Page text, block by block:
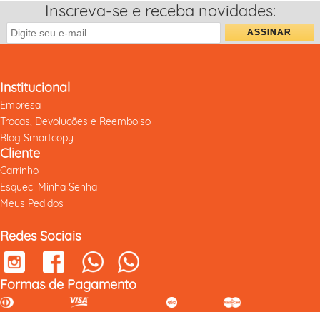
Inscreva-se e receba novidades:
Institucional
Empresa
Trocas, Devoluções e Reembolso
Blog Smartcopy
Cliente
Carrinho
Esqueci Minha Senha
Meus Pedidos
Redes Sociais
Formas de Pagamento